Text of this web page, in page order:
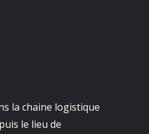
la chaine logistique
le lieu de